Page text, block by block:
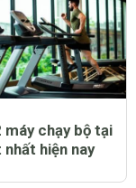
máy chạy bộ tại
nhất hiện nay